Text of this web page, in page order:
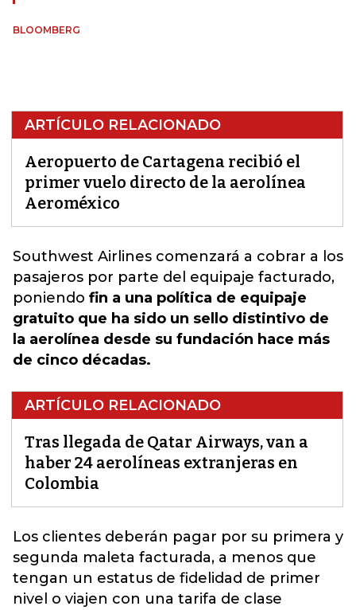
BLOOMBERG
ARTÍCULO RELACIONADO
Aeropuerto de Cartagena recibió el
primer vuelo directo de la aerolínea
Aeroméxico
Southwest Airlines comenzará a cobrar a los
pasajeros por parte del equipaje facturado,
poniendo fin a una política de equipaje
gratuito que ha sido un sello distintivo de
la aerolínea desde su fundación hace más
de cinco décadas.
ARTÍCULO RELACIONADO
Tras llegada de Qatar Airways, van a
haber 24 aerolíneas extranjeras en
Colombia
Los clientes deberán pagar por su primera y
segunda maleta facturada, a menos que
tengan un estatus de fidelidad de primer
nivel o viajen con una tarifa de clase